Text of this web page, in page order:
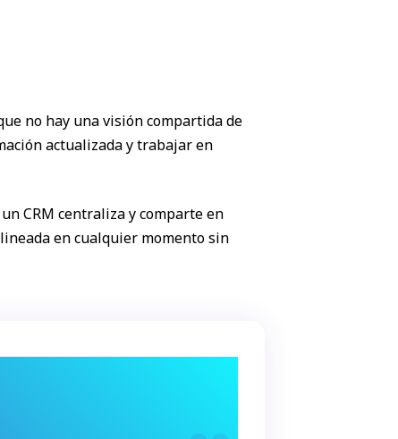
no hay una visión compartida de
actualizada y trabajar en
CRM centraliza y comparte en
en cualquier momento sin